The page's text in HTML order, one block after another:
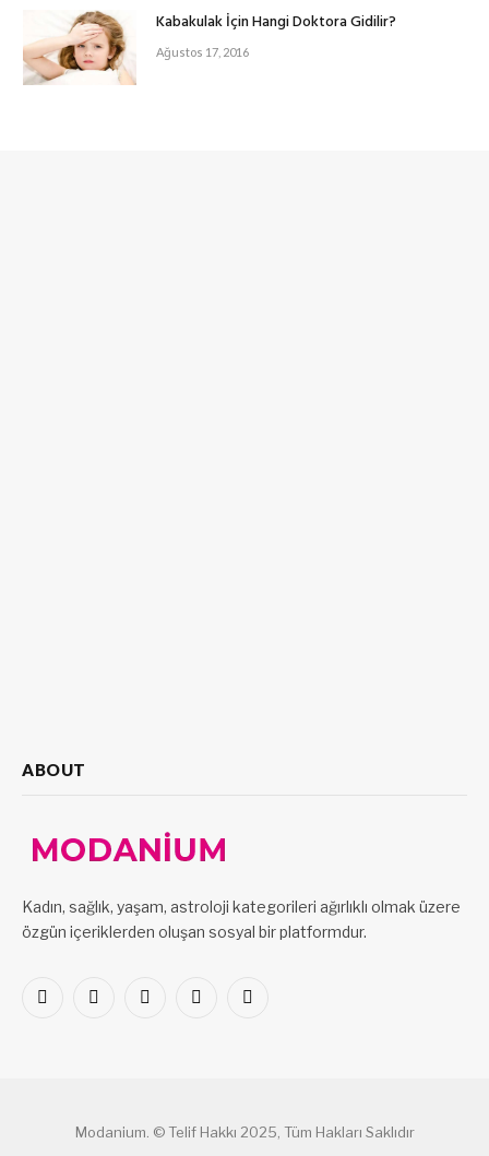
Kabakulak İçin Hangi Doktora Gidilir?
Ağustos 17, 2016
ABOUT
Kadın, sağlık, yaşam, astroloji kategorileri ağırlıklı olmak üzere
özgün içeriklerden oluşan sosyal bir platformdur.
Facebook
X
PinterestLinkedInVKontakte
Modanium. © Telif Hakkı 2025, Tüm Hakları Saklıdır